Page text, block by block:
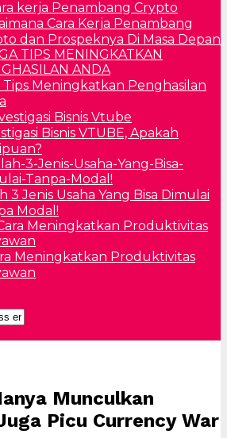
Cara Kerja Penambang
dan Prospeknya Di Masa Depan
Tips Meningkatkan Penghasilan
Bisnis VTUBE, Apakah
3 Jenis Usaha Yang Bisa Dimulai
Modal!
Meningkatkan Produktivitas
Munculkan
Picu Currency War